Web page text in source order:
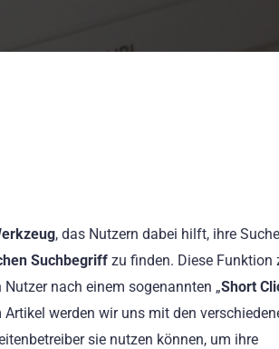
, das Nutzern dabei hilft, ihre
Suchbegriff zu finden. Diese Funktion
nach einem sogenannten „Short
werden wir uns mit den
sie nutzen können, um ihre